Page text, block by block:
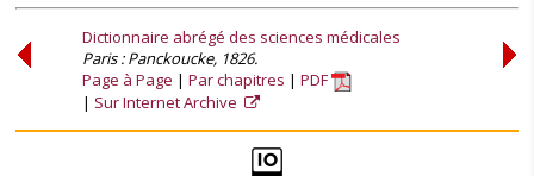
Dictionnaire abrégé des sciences médicales
Paris : Panckoucke, 1826.
Page à Page
Par chapitres
PDF
Sur Internet Archive